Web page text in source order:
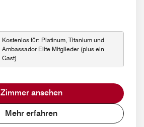
Kostenlos für: Platinum, Titanium und
Ambassador Elite Mitglieder (plus ein
Gast)
Zimmer ansehen
Mehr erfahren